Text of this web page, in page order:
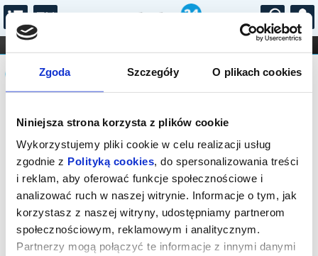
Zgoda Szczegóły O plikach cookies
Niniejsza strona korzysta z plików cookie
Wykorzystujemy pliki cookie w celu realizacji usług
zgodnie z Polityką cookies, do spersonalizowania treści
i reklam, aby oferować funkcje społecznościowe i
analizować ruch w naszej witrynie. Informacje o tym, jak
korzystasz z naszej witryny, udostępniamy partnerom
społecznościowym, reklamowym i analitycznym.
Partnerzy mogą połączyć te informacje z innymi danymi
...
FILHARMONIA OPERA I BALET
STAND-UP
DLA DZIECI
Komunikat
Sprzedaż on-line została zakończona,
sprawdź dostępność biletów w kasie.